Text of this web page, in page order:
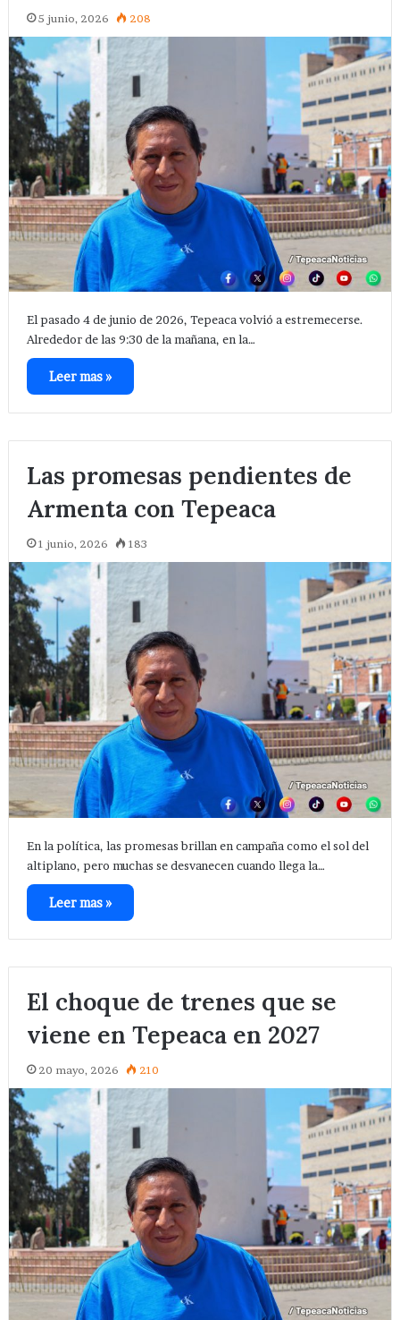
5 junio, 2026 208
El pasado 4 de junio de 2026, Tepeaca volvió a estremecerse.
Alrededor de las 9:30 de la mañana, en la…
Leer mas »
Las promesas pendientes de
Armenta con Tepeaca
1 junio, 2026 183
En la política, las promesas brillan en campaña como el sol del
altiplano, pero muchas se desvanecen cuando llega la…
Leer mas »
El choque de trenes que se
viene en Tepeaca en 2027
20 mayo, 2026 210